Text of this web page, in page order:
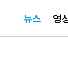
요뉴스 영